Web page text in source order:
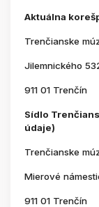
Aktuálna
Trenčianske
Jilemnického
911 01 Trenčín
Sídlo
údaje)
Trenčianske
Mierové
911 01 Trenčín